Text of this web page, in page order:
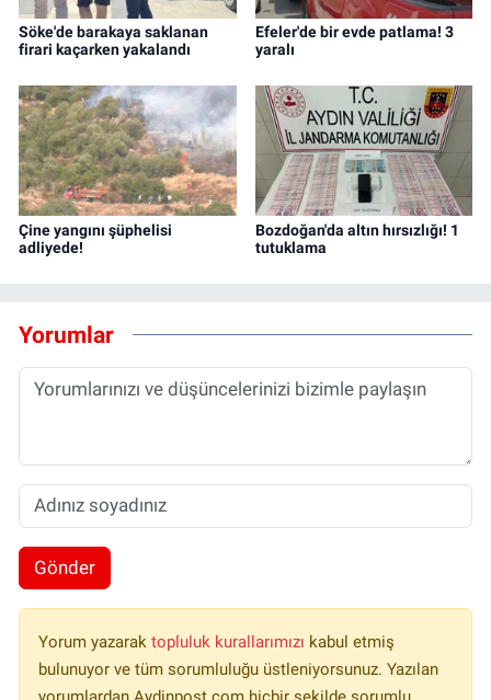
Söke'de barakaya saklanan
firari kaçarken yakalandı
Efeler'de bir evde patlama! 3
yaralı
Çine yangını şüphelisi
adliyede!
Bozdoğan'da altın hırsızlığı! 1
tutuklama
Yorumlar
Gönder
Yorum yazarak topluluk kurallarımızı kabul etmiş
bulunuyor ve tüm sorumluluğu üstleniyorsunuz. Yazılan